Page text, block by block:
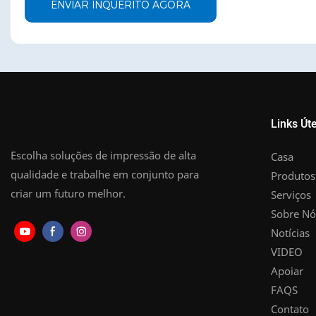
ENVIAR INQUÉRITO AGORA
Escolha soluções de impressão de alta
qualidade e trabalhe em conjunto para
criar um futuro melhor.
Links
Casa
Produtos
Serviços
Sobre
Notícias
VIDEO
Apoiar
FAQS
Contato